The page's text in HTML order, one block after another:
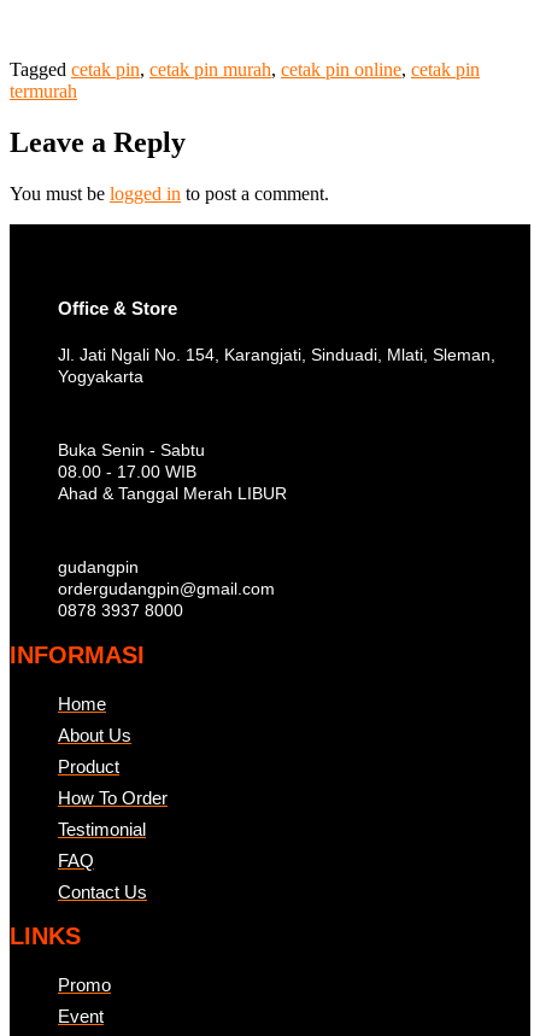
Tagged cetak pin, cetak pin murah, cetak pin online, cetak pin
termurah
Leave a Reply
You must be logged in to post a comment.
Office & Store
Jl. Jati Ngali No. 154, Karangjati, Sinduadi, Mlati, Sleman,
Yogyakarta
Buka Senin - Sabtu
08.00 - 17.00 WIB
Ahad & Tanggal Merah LIBUR
gudangpin
ordergudangpin@gmail.com
0878 3937 8000
INFORMASI
Home
About Us
Product
How To Order
Testimonial
FAQ
Contact Us
LINKS
Promo
Event